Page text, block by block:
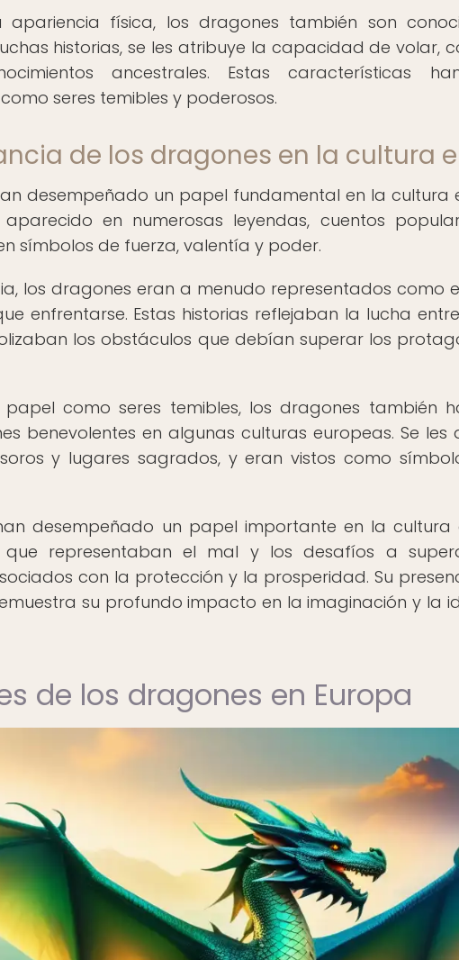
apariencia física, los dragones también son
historias, se les atribuye la capacidad de volar,
ancestrales. Estas características
seres temibles y poderosos.
de los dragones en la cultura
desempeñado un papel fundamental en la
aparecido en numerosas leyendas, cuentos
símbolos de fuerza, valentía y poder.
los dragones eran a menudo representados como
enfrentarse. Estas historias reflejaban la lucha
los obstáculos que debían superar los
como seres temibles, los dragones también
benevolentes en algunas culturas europeas. Se
y lugares sagrados, y eran vistos como
desempeñado un papel importante en la
que representaban el mal y los desafíos a
con la protección y la prosperidad. Su
su profundo impacto en la imaginación y la
de los dragones en Europa